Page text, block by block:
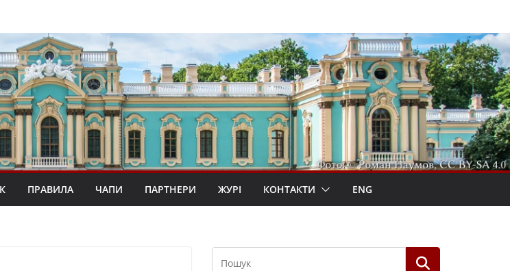
ПРАВИЛА ЧАПИ ПАРТНЕРИ ЖУРІ КОНТАКТИ ENG